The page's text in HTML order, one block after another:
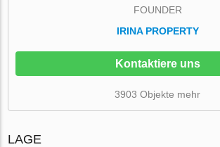
FOUNDER
IRINA PROPERTY
Kontaktiere uns
3903 Objekte mehr
LAGE